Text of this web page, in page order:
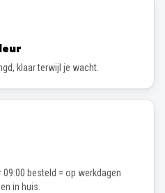
klaar terwijl je wacht.
besteld = op werkdagen
in huis.